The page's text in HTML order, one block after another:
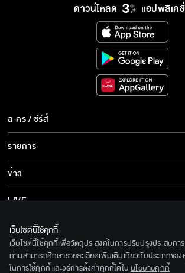
ดาวน์โหลด แอปพลิเค
ละคร / ซีรีส์
ละคร/ซีรีส์
ซีรีส์นานาชาติ
การ์ตูน & เกม
รายการ
รายการทั้งหมด
ข่าว
ข่าวทั้งหมด
ข่าวประชาสัมพันธ์
LIVE
เกี่ยวกับเรา
BEC World
รู้จักเรา
ติดตามเราได้ที่
เว็บไซต์นี้ใช้คุกกี้
เว็บไซต์นี้ใช้คุกกี้เพื่อวัตถุประสงค์ในการปรับปรุงประสบกา
ท่านสามารถศึกษารายละเอียดเพิ่มเติมเกี่ยวกับประเภทขอ
ในการใช้คุกกี้ และวิธีการตั้งค่าคุกกี้ได้ใน นโยบายคุกกี้